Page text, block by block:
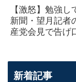
【激怒】勉強
新聞・望月記者
産党会見で告げ
新着記事